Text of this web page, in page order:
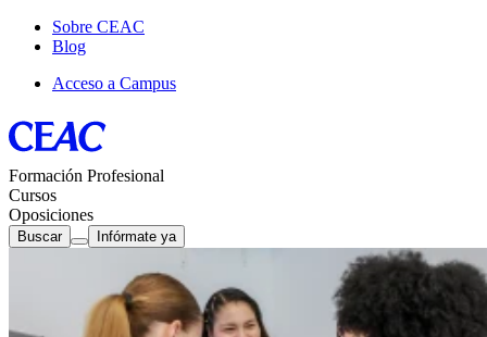
Sobre CEAC
Blog
Acceso a Campus
Formación Profesional
Cursos
Oposiciones
Buscar Infórmate ya